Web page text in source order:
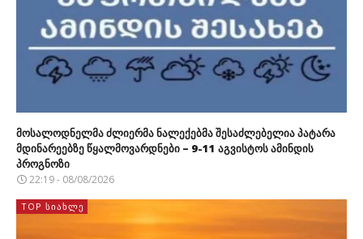
მოსალოდნელმა ძლიერმა ნალექებმა შესაძლებელია პატარა
მდინარეებზე წყალმოვარდნები – 9-11 აგვისტოს ამინდის
პროგნოზი
22:19 - 08/08/2026
TOP ᲡᲘᲐᲮᲚᲔ